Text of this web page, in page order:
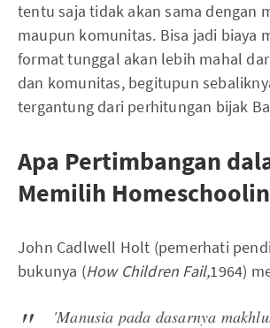
tentu saja tidak akan sama dengan
maupun komunitas. Bisa jadi biaya
format tunggal akan lebih mahal
dan komunitas, begitupun
tergantung dari perhitungan bijak
Apa Pertimbangan
Memilih
John Cadlwell Holt (pemerhati
bukunya (How Children Fail,1964)
'Manusia pada dasarnya